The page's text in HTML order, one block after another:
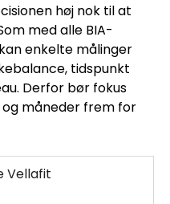
høj nok til at
med alle BIA-
enkelte målinger
tidspunkt
Derfor bør fokus
måneder frem for
Vellafit